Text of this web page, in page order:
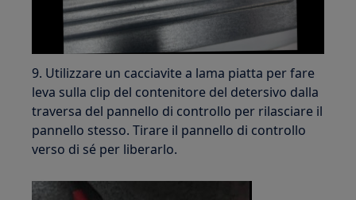
9. Utilizzare un cacciavite a lama piatta per fare
leva sulla clip del contenitore del detersivo dalla
traversa del pannello di controllo per rilasciare il
pannello stesso. Tirare il pannello di controllo
verso di sé per liberarlo.